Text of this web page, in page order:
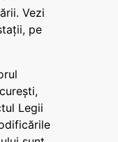
Vezi
pe
Legii